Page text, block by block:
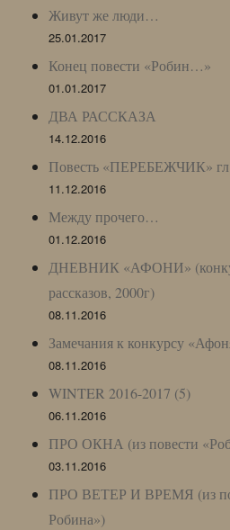
Живут же люди…
25.01.2017
Конец повести «Робин…»
01.01.2017
ДВА РАССКАЗА
14.12.2016
Повесть «ПЕРЕБЕЖЧИК»
11.12.2016
Между прочего…
01.12.2016
ДНЕВНИК «АФОНИ»
рассказов, 2000г)
08.11.2016
Замечания к конкурсу
08.11.2016
WINTER 2016-2017 (5)
06.11.2016
ПРО ОКНА (из повести
03.11.2016
ПРО ВЕТЕР И ВРЕМЯ (из
Робина»)